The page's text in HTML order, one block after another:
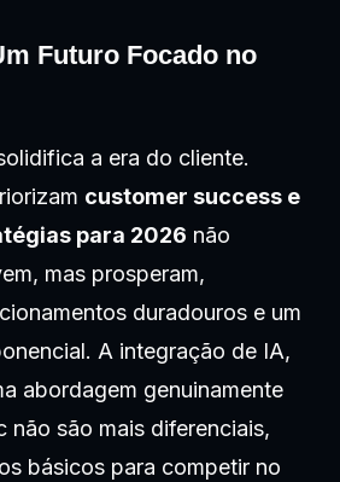
Futuro Focado no
a era do cliente.
customer success e
para 2026 não
mas prosperam,
duradouros e um
A integração de IA,
abordagem genuinamente
não são mais diferenciais,
básicos para competir no